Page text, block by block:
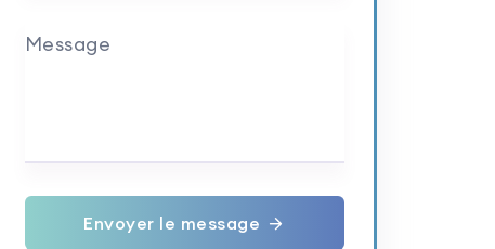
Message
Envoyer le message